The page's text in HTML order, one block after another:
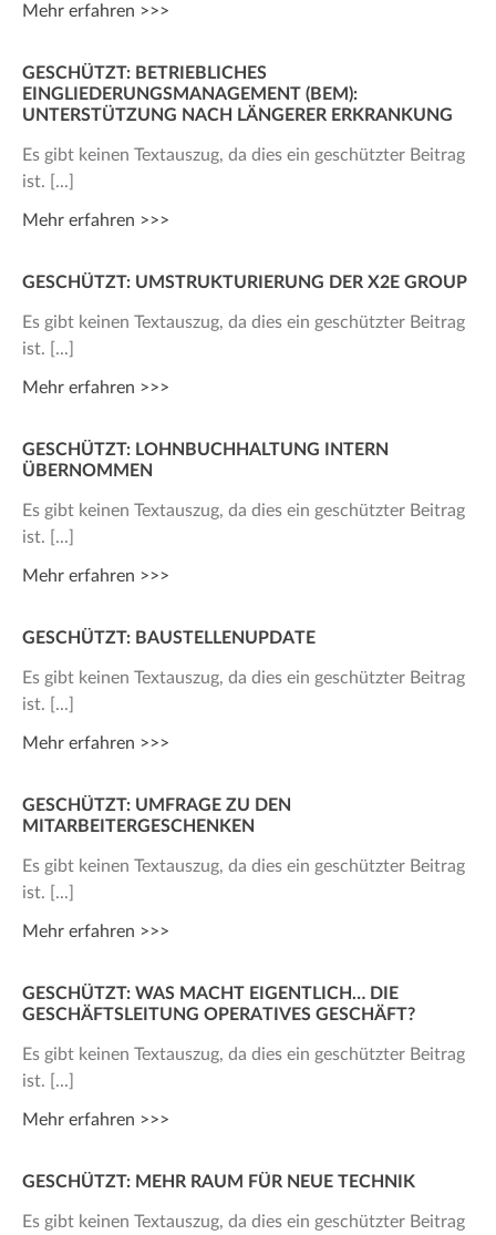
Mehr erfahren >>>
GESCHÜTZT: BETRIEBLICHES
EINGLIEDERUNGSMANAGEMENT (BEM):
UNTERSTÜTZUNG NACH LÄNGERER ERKRANKUNG
Es gibt keinen Textauszug, da dies ein geschützter Beitrag
ist.
Mehr erfahren >>>
GESCHÜTZT: UMSTRUKTURIERUNG DER X2E GROUP
Es gibt keinen Textauszug, da dies ein geschützter Beitrag
ist.
Mehr erfahren >>>
GESCHÜTZT: LOHNBUCHHALTUNG INTERN
ÜBERNOMMEN
Es gibt keinen Textauszug, da dies ein geschützter Beitrag
ist.
Mehr erfahren >>>
GESCHÜTZT: BAUSTELLENUPDATE
Es gibt keinen Textauszug, da dies ein geschützter Beitrag
ist.
Mehr erfahren >>>
GESCHÜTZT: UMFRAGE ZU DEN
MITARBEITERGESCHENKEN
Es gibt keinen Textauszug, da dies ein geschützter Beitrag
ist.
Mehr erfahren >>>
GESCHÜTZT: WAS MACHT EIGENTLICH… DIE
GESCHÄFTSLEITUNG OPERATIVES GESCHÄFT?
Es gibt keinen Textauszug, da dies ein geschützter Beitrag
ist.
Mehr erfahren >>>
GESCHÜTZT: MEHR RAUM FÜR NEUE TECHNIK
Es gibt keinen Textauszug, da dies ein geschützter Beitrag